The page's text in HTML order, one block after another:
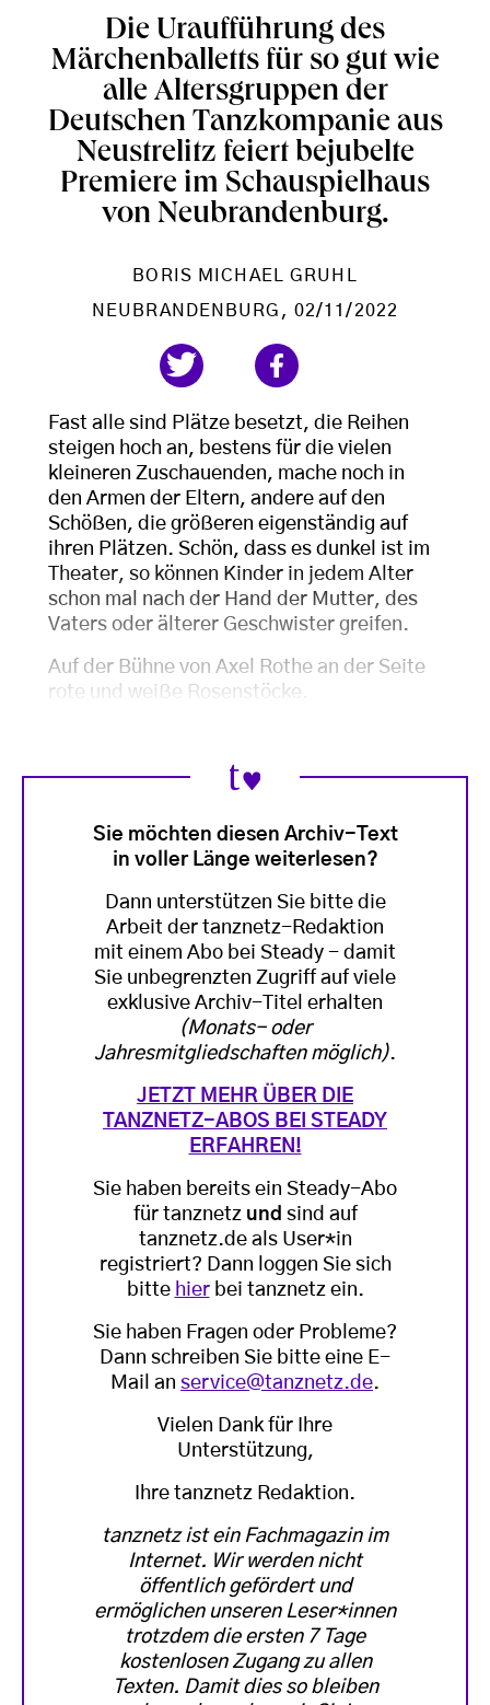
Die Uraufführung des
Märchenballetts für so gut wie
alle Altersgruppen der
Deutschen Tanzkompanie aus
Neustrelitz feiert bejubelte
Premiere im Schauspielhaus
von Neubrandenburg.
BORIS MICHAEL GRUHL
NEUBRANDENBURG , 02/11/2022
Fast alle sind Plätze besetzt, die Reihen
steigen hoch an, bestens für die vielen
kleineren Zuschauenden, mache noch in
den Armen der Eltern, andere auf den
Schößen, die größeren eigenständig auf
ihren Plätzen. Schön, dass es dunkel ist im
Theater, so können Kinder in jedem Alter
schon mal nach der Hand der Mutter, des
Vaters oder älterer Geschwister greifen.
Auf der Bühne von Axel Rothe an der Seite
rote und weiße Rosenstöcke.
Sie möchten diesen Archiv-Text
in voller Länge weiterlesen?
Dann unterstützen Sie bitte die
Arbeit der tanznetz-Redaktion
mit einem Abo bei Steady - damit
Sie unbegrenzten Zugriff auf viele
exklusive Archiv-Titel erhalten
(Monats- oder
Jahresmitgliedschaften möglich).
JETZT MEHR ÜBER DIE
TANZNETZ-ABOS BEI STEADY
ERFAHREN!
Sie haben bereits ein Steady-Abo
für tanznetz und sind auf
tanznetz.de als User*in
registriert? Dann loggen Sie sich
bitte hierbei tanznetz ein.
Sie haben Fragen oder Probleme?
Dann schreiben Sie bitte eine E-
Mail an service@tanznetz.de.
Vielen Dank für Ihre
Unterstützung,
Ihre tanznetz Redaktion.
tanznetz ist ein Fachmagazin im
Internet. Wir werden nicht
öffentlich gefördert und
ermöglichen unseren Leser*innen
trotzdem die ersten 7 Tage
kostenlosen Zugang zu allen
Texten. Damit dies so bleiben